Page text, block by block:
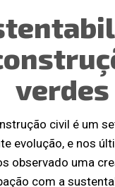
verdes
civil é um
evolução, e nos
observado uma
com a